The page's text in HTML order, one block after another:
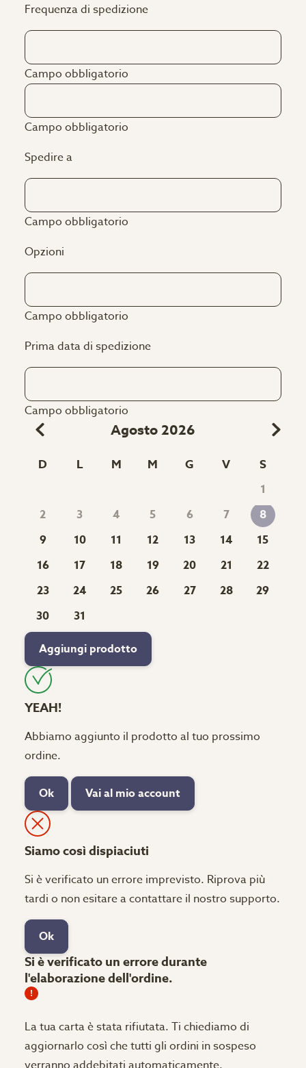
Frequenza di spedizione
Campo obbligatorio
Campo obbligatorio
Spedire a
Campo obbligatorio
Opzioni
Campo obbligatorio
Prima data di spedizione
Campo obbligatorio
Agosto 2026
D L M M G V S
1
2
3 4 5 6 7
8
9
10 11 12 13 14
15
16
17 18 19 20 21
22
23
24 25 26 27 28
29
30
31
Aggiungi prodotto
YEAH!
Abbiamo aggiunto il prodotto al tuo prossimo
ordine.
Ok Vai al mio account
Siamo così dispiaciuti
Si è verificato un errore imprevisto. Riprova più
tardi o non esitare a contattare il nostro supporto.
Ok
Si è verificato un errore durante
l'elaborazione dell'ordine.
La tua carta è stata rifiutata. Ti chiediamo di
aggiornarlo così che tutti gli ordini in sospeso